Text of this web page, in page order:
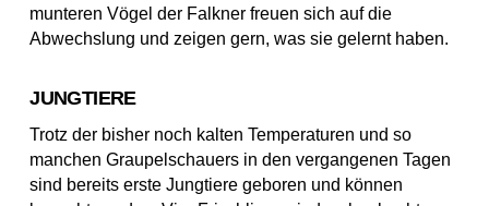
munteren Vögel der Falkner freuen sich auf die
Abwechslung und zeigen gern, was sie gelernt haben.
JUNGTIERE
Trotz der bisher noch kalten Temperaturen und so
manchen Graupelschauers in den vergangenen Tagen
sind bereits erste Jungtiere geboren und können